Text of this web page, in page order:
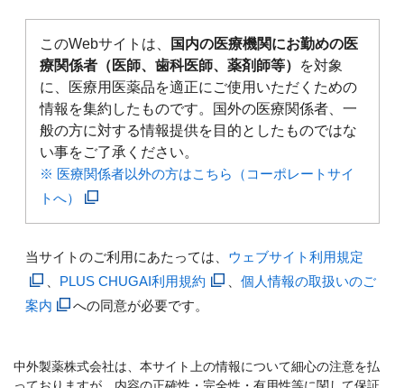
このWebサイトは、
国内の医療機関にお勤めの医
療関係者（医師、歯科医師、薬剤師等）
を対象
に、医療用医薬品を適正にご使用いただくための
情報を集約したものです。国外の医療関係者、一
般の方に対する情報提供を目的としたものではな
い事をご了承ください。
※ 医療関係者以外の方はこちら（コーポレートサイ
トへ）
当サイトのご利用にあたっては、 ウェブサイト利用規定
PLUS CHUGAI利用規約
個人情報の取扱いのご
案内
への同意が必要です。
中外製薬株式会社は、本サイト上の情報について細心の注意を払
っておりますが、内容の正確性・完全性・有用性等に関して保証